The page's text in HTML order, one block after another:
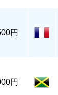
円
円